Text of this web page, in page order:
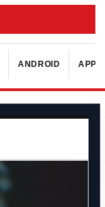
ANDROID